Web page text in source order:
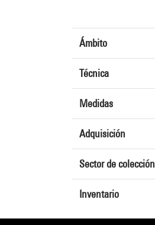
Ámbito
Técnica
Medidas
Adquisición
Sector de colección
Inventario